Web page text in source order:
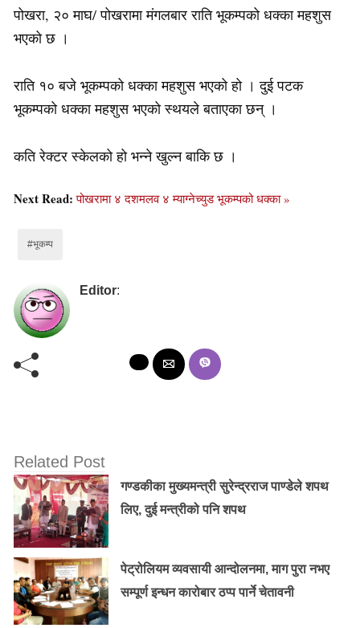
पोखरा, २० माघ/ पोखरामा मंगलबार राति भूकम्पको धक्का महशुस
भएको छ ।
राति १० बजे भूकम्पको धक्का महशुस भएको हो । दुई पटक
भूकम्पको धक्का महशुस भएको स्थयले बताएका छन् ।
कति रेक्टर स्केलको हो भन्ने खुल्न बाकि छ ।
Next Read:पोखरामा ४ दशमलव ४ म्याग्नेच्युड भूकम्पको धक्का »
#भूकम्प
Editor:
Related Post
गण्डकीका मुख्यमन्त्री सुरेन्द्रराज पाण्डेले शपथ
लिए, दुई मन्त्रीको पनि शपथ
पेट्रोलियम व्यवसायी आन्दोलनमा, माग पुरा नभए
सम्पूर्ण इन्धन कारोबार ठप्प पार्ने चेतावनी